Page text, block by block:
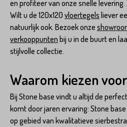
en profiteer van onze snelle
Wilt u de 120x120 vloertegels liever
natuurlijk ook. Bezoek onze
verkooppunten bij u in de buurt en
stijlvolle collectie.
Waarom kiezen
Bij Stone base vindt u altijd de
komt door jaren ervaring: Stone
op gebied van kwalitatieve